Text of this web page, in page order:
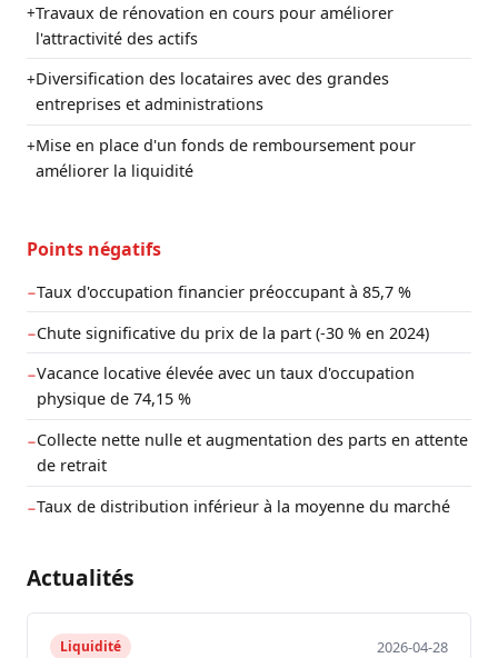
+Travaux de rénovation en cours pour améliorer
l'attractivité des actifs
+Diversification des locataires avec des grandes
entreprises et administrations
+Mise en place d'un fonds de remboursement pour
améliorer la liquidité
Points négatifs
−Taux d'occupation financier préoccupant à 85,7 %
−Chute significative du prix de la part (-30 % en 2024)
−Vacance locative élevée avec un taux d'occupation
physique de 74,15 %
−Collecte nette nulle et augmentation des parts en attente
de retrait
−Taux de distribution inférieur à la moyenne du marché
Actualités
Liquidité 2026-04-28